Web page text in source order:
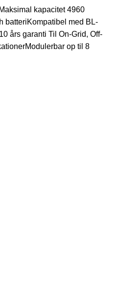
kapacitet 4960
batteriKompatibel med BL-
års garanti Til On-Grid, Off-
op til 8